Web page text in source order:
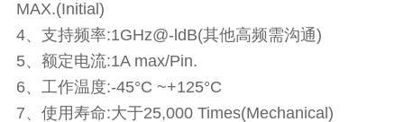
MAX.(Initial)
4、支持频率:1GHz@-ldB(其他高频需沟通)
5、额定电流:1A max/Pin.
6、工作温度:-45°C ~+125°C
7、使用寿命:大于25,000 Times(Mechanical)